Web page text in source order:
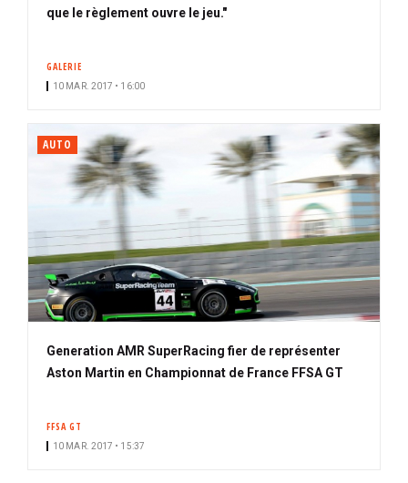
que le règlement ouvre le jeu."
GALERIE
10 MAR. 2017 • 16:00
AUTO
Generation AMR SuperRacing fier de représenter
Aston Martin en Championnat de France FFSA GT
FFSA GT
10 MAR. 2017 • 15:37